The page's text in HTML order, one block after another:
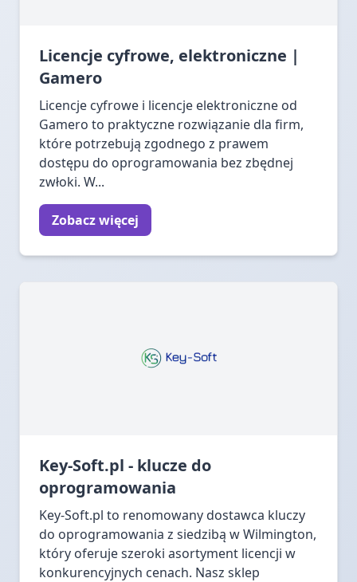
Licencje cyfrowe, elektroniczne |
Gamero
Licencje cyfrowe i licencje elektroniczne od
Gamero to praktyczne rozwiązanie dla firm,
które potrzebują zgodnego z prawem
dostępu do oprogramowania bez zbędnej
zwłoki. W...
Zobacz więcej
Key-Soft.pl - klucze do
oprogramowania
Key-Soft.pl to renomowany dostawca kluczy
do oprogramowania z siedzibą w Wilmington,
który oferuje szeroki asortyment licencji w
konkurencyjnych cenach. Nasz sklep